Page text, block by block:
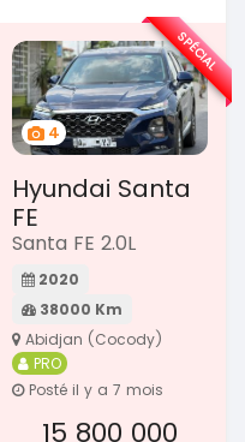
4
Hyundai Santa
FE
Santa FE 2.0L
2020
38000 Km
Abidjan (Cocody)
PRO
Posté il y a 7 mois
15 800 000
SPÉCIAL